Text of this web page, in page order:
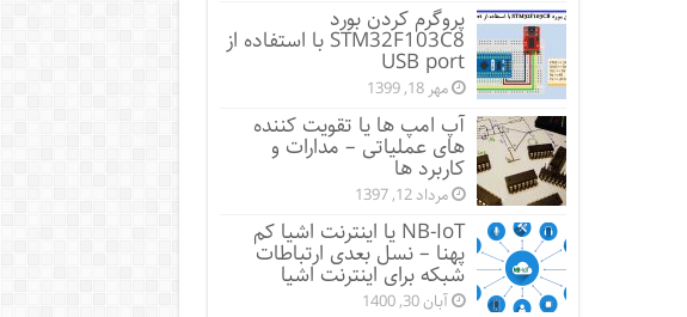
پروگرم کردن بورد
STM32F103C8 با استفاده از
USB port
مهر 18, 1399
آپ امپ ها یا تقویت کننده
های عملیاتی – مدارات و
کاربرد ها
مرداد 12, 1397
NB-IoT یا اینترنت اشیا کم
پهنا – نسل بعدی ارتباطات
شبکه برای اینترنت اشیا
آبان 30, 1400